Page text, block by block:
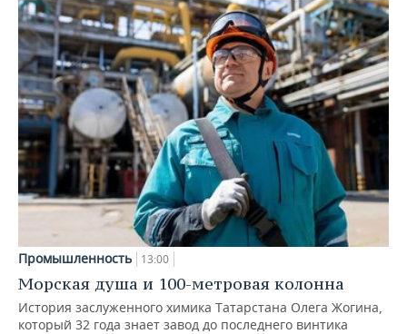
Промышленность 13:00
Морская душа и 100-метровая колонна
История заслуженного химика Татарстана Олега Жогина,
который 32 года знает завод до последнего винтика